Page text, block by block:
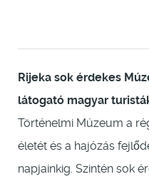
Rijeka sok érdekes
látogató magyar
Történelmi Múzeum a
életét és a hajózás
napjainkig. Szintén sok